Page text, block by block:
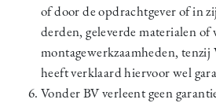
of door de opdrachtgever of in
derden, geleverde materialen of
montagewerkzaamheden,
heeft verklaard hiervoor wel
Vonder BV verleent geen